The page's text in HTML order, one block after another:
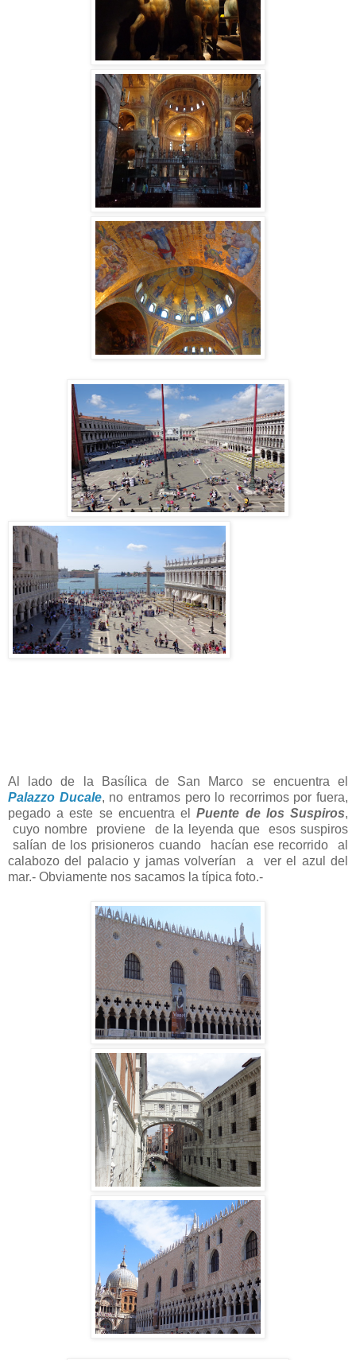
Al lado de la Basílica de San Marco se encuentra el
Palazzo Ducale, no entramos pero lo recorrimos por fuera,
pegado a este se encuentra elPuente de los Suspiros,
cuyo nombre proviene de la leyenda que esos suspiros
salían de los prisioneros cuando hacían ese recorrido al
calabozo del palacio y jamas volverían a ver el azul del
mar.- Obviamente nos sacamos la típica foto.-